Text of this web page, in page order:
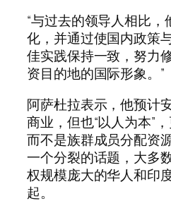
“与过去的领导人相比
化，并通过使国内政策
佳实践保持一致，努力
资目的地的国际形象。”
阿萨杜拉表示，他预计
商业，但也“以人为本”
而不是族群成员分配资
一个分裂的话题，大多
权规模庞大的华人和印
起。